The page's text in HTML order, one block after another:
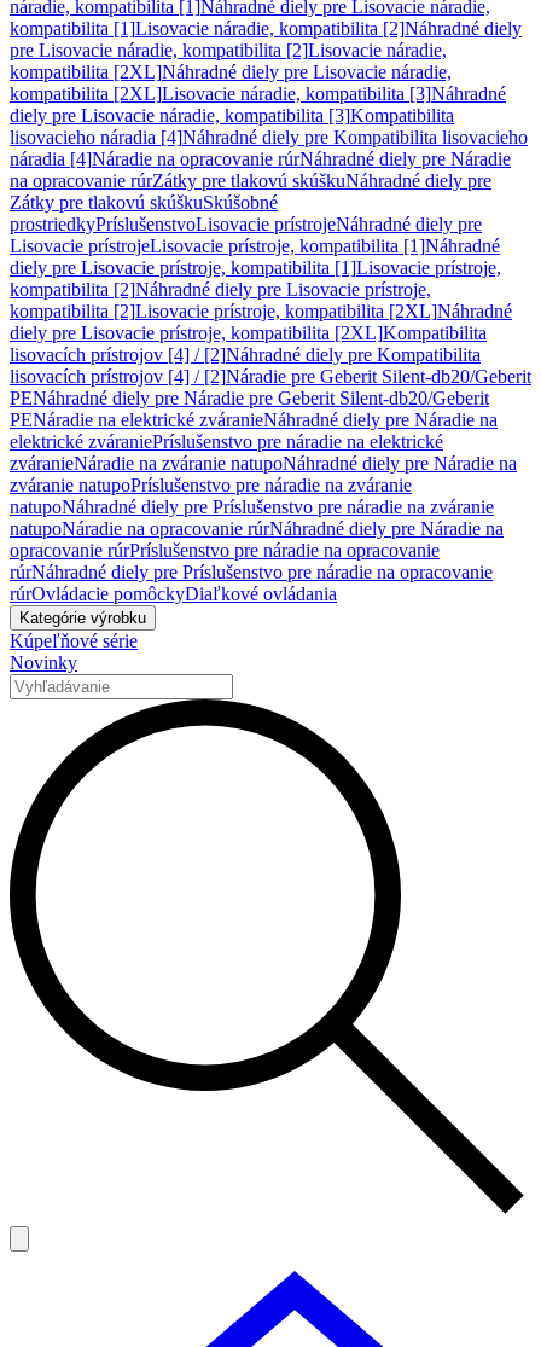
náradie, kompatibilita [1]Náhradné diely pre Lisovacie náradie,
kompatibilita [1]Lisovacie náradie, kompatibilita [2]Náhradné diely
pre Lisovacie náradie, kompatibilita [2]Lisovacie náradie,
kompatibilita [2XL]Náhradné diely pre Lisovacie náradie,
kompatibilita [2XL]Lisovacie náradie, kompatibilita [3]Náhradné
diely pre Lisovacie náradie, kompatibilita [3]Kompatibilita
lisovacieho náradia [4]Náhradné diely pre Kompatibilita lisovacieho
náradia [4]Náradie na opracovanie rúrNáhradné diely pre Náradie
na opracovanie rúrZátky pre tlakovú skúškuNáhradné diely pre
Zátky pre tlakovú skúškuSkúšobné
prostriedkyPríslušenstvoLisovacie prístrojeNáhradné diely pre
Lisovacie prístrojeLisovacie prístroje, kompatibilita [1]Náhradné
diely pre Lisovacie prístroje, kompatibilita [1]Lisovacie prístroje,
kompatibilita [2]Náhradné diely pre Lisovacie prístroje,
kompatibilita [2]Lisovacie prístroje, kompatibilita [2XL]Náhradné
diely pre Lisovacie prístroje, kompatibilita [2XL]Kompatibilita
lisovacích prístrojov [4] / [2]Náhradné diely pre Kompatibilita
lisovacích prístrojov [4] / [2]Náradie pre Geberit Silent-db20/Geberit
PENáhradné diely pre Náradie pre Geberit Silent-db20/Geberit
PENáradie na elektrické zváranieNáhradné diely pre Náradie na
elektrické zváraniePríslušenstvo pre náradie na elektrické
zváranieNáradie na zváranie natupoNáhradné diely pre Náradie na
zváranie natupoPríslušenstvo pre náradie na zváranie
natupoNáhradné diely pre Príslušenstvo pre náradie na zváranie
natupoNáradie na opracovanie rúrNáhradné diely pre Náradie na
opracovanie rúrPríslušenstvo pre náradie na opracovanie
rúrNáhradné diely pre Príslušenstvo pre náradie na opracovanie
rúrOvládacie pomôckyDiaľkové ovládania
Kategórie výrobku
Kúpeľňové série
Novinky